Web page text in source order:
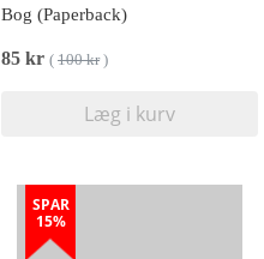
Bog (Paperback)
85 kr ( 100 kr)
Læg i kurv
SPAR
15%